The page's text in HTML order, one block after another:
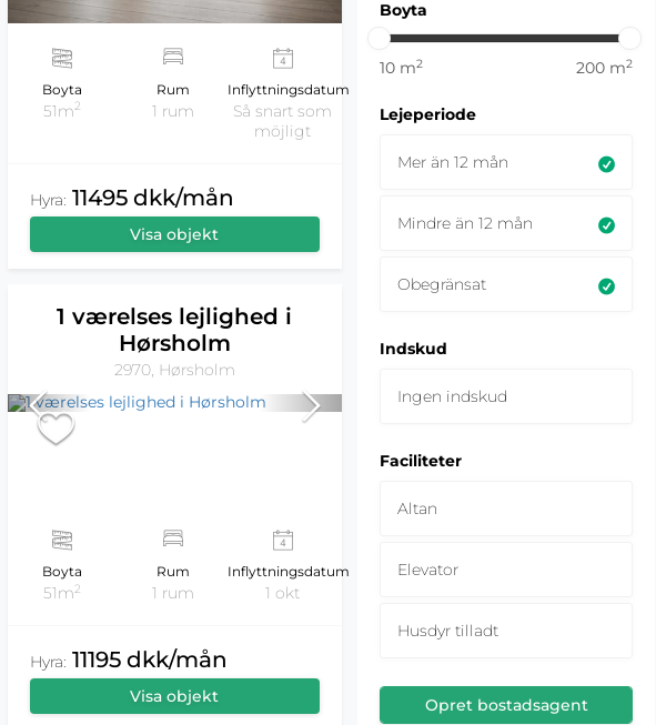
Boyta
10 m2 200 m2
Lejeperiode
Mer än 12 mån
Mindre än 12 mån
Obegränsat
Indskud
Ingen indskud
Faciliteter
Altan
Elevator
Husdyr tilladt
Opret bostadsagent
Boyta
51m2
Rum
1 rum
Inflyttningsdatum
Så snart som
möjligt
Hyra: 11495 dkk/mån
Visa objekt
1 værelses lejlighed i
Hørsholm
2970, Hørsholm
Boyta
51m2
Rum
1 rum
Inflyttningsdatum
1 okt
Hyra: 11195 dkk/mån
Visa objekt